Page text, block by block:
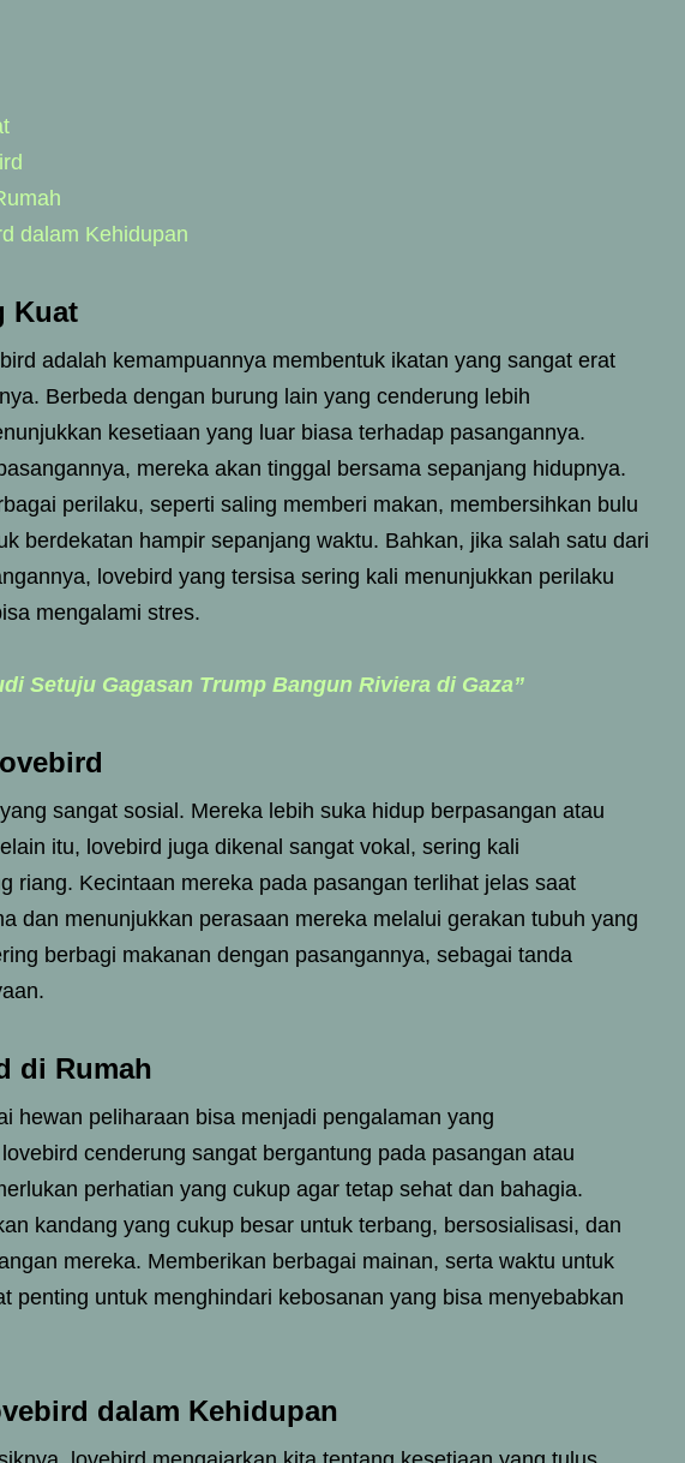
dalam Kehidupan
Kuat
adalah kemampuannya membentuk ikatan yang sangat erat
Berbeda dengan burung lain yang cenderung lebih
kesetiaan yang luar biasa terhadap pasangannya.
mereka akan tinggal bersama sepanjang hidupnya.
perilaku, seperti saling memberi makan, membersihkan bulu
berdekatan hampir sepanjang waktu. Bahkan, jika salah satu dari
lovebird yang tersisa sering kali menunjukkan perilaku
mengalami stres.
Setuju Gagasan Trump Bangun Riviera di Gaza”
sangat sosial. Mereka lebih suka hidup berpasangan atau
itu, lovebird juga dikenal sangat vokal, sering kali
riang. Kecintaan mereka pada pasangan terlihat jelas saat
dan menunjukkan perasaan mereka melalui gerakan tubuh yang
berbagi makanan dengan pasangannya, sebagai tanda
di Rumah
hewan peliharaan bisa menjadi pengalaman yang
cenderung sangat bergantung pada pasangan atau
perhatian yang cukup agar tetap sehat dan bahagia.
kandang yang cukup besar untuk terbang, bersosialisasi, dan
mereka. Memberikan berbagai mainan, serta waktu untuk
penting untuk menghindari kebosanan yang bisa menyebabkan
dalam Kehidupan